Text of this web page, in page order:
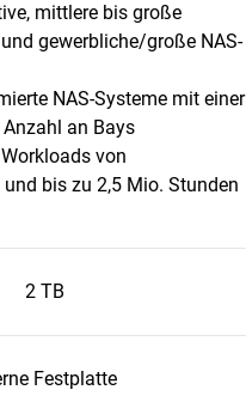
mittlere bis große
gewerbliche/große NAS-
NAS-Systeme mit einer
an Bays
von
und bis zu 2,5 Mio. Stunden
2 TB
Festplatte